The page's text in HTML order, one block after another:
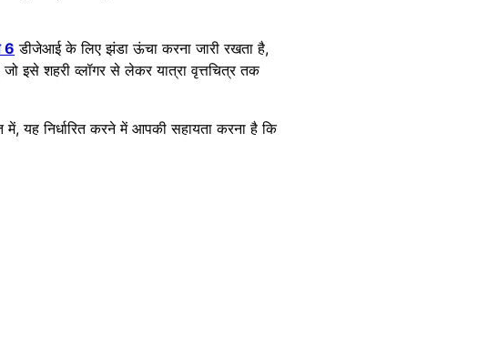
6 डीजेआई के लिए झंडा ऊंचा करना जारी रखता है,
इसे शहरी व्लॉगर से लेकर यात्रा वृत्तचित्र तक
यह निर्धारित करने में आपकी सहायता करना है कि